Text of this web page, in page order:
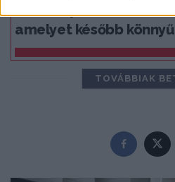
amelyet később
TOVÁBBIAK